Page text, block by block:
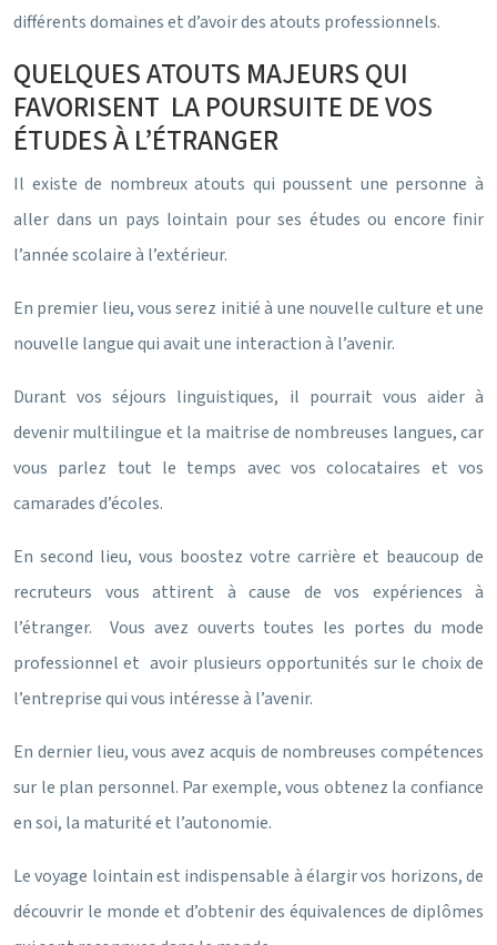
différents domaines et d’avoir des atouts professionnels.
QUELQUES ATOUTS MAJEURS QUI
FAVORISENT LA POURSUITE DE VOS
ÉTUDES À L’ÉTRANGER
Il existe de nombreux atouts qui poussent une personne à
aller dans un pays lointain pour ses études ou encore finir
l’année scolaire à l’extérieur.
En premier lieu, vous serez initié à une nouvelle culture et une
nouvelle langue qui avait une interaction à l’avenir.
Durant vos séjours linguistiques, il pourrait vous aider à
devenir multilingue et la maitrise de nombreuses langues, car
vous parlez tout le temps avec vos colocataires et vos
camarades d’écoles.
En second lieu, vous boostez votre carrière et beaucoup de
recruteurs vous attirent à cause de vos expériences à
l’étranger. Vous avez ouverts toutes les portes du mode
professionnel et avoir plusieurs opportunités sur le choix de
l’entreprise qui vous intéresse à l’avenir.
En dernier lieu, vous avez acquis de nombreuses compétences
sur le plan personnel. Par exemple, vous obtenez la confiance
en soi, la maturité et l’autonomie.
Le voyage lointain est indispensable à élargir vos horizons, de
découvrir le monde et d’obtenir des équivalences de diplômes